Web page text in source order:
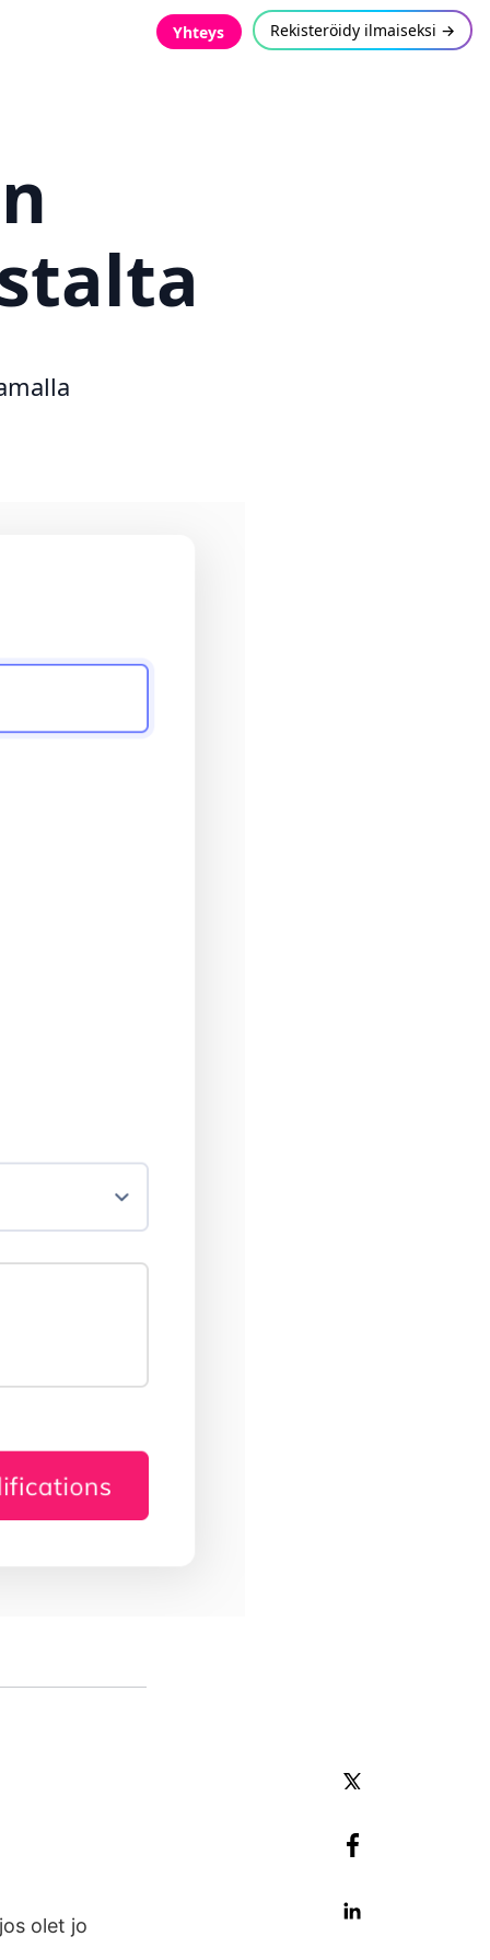
Yhteys Rekisteröidy ilmaiseksi →
olet jo